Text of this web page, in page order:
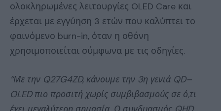
ολοκληρωμένες λειτουργίες OLED Care και
έρχεται με εγγύηση 3 ετών που καλύπτει το
φαινόμενο burn-in, όταν η οθόνη
χρησιμοποιείται σύμφωνα με τις οδηγίες.
“Με την Q27G4ZD, κάνουμε την 3η γενιά QD–
OLEDπιο προσιτή χωρίς συμβιβασμούς σε ό,τι